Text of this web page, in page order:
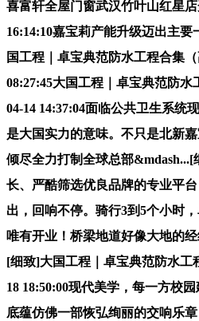
喜富轩全屋门窗武汉竹叶山红星店
16:14:10嘉宝莉产能升级迈出主要
国工程｜卓宝典范防水工程合集
08:27:45大国工程｜卓宝典范防水
04-14 14:37:04面临公共卫生系统
是大国实力的意味。不只是北新
倾尽全力打制全球总部
长、严酷筛选优良品牌的专业平
出，回响不停。骑行3到5个小时
唯有开业！桥梁地道好像大地的
[细致]大国工程｜卓宝典范防水工
18 18:50:00现代美学，每一方校
底蕴仿佛一部恢弘绚丽的交响乐